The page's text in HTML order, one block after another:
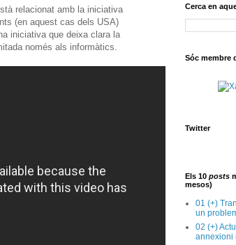
relacionat amb la iniciativa
(en aquest cas dels USA)
iniciativa que deixa clara la
només als informàtics.
Cerca en
Sóc membre
Twitter
Els 10 posts
mesos)
01 (+)
un
02 (+)
annexioni